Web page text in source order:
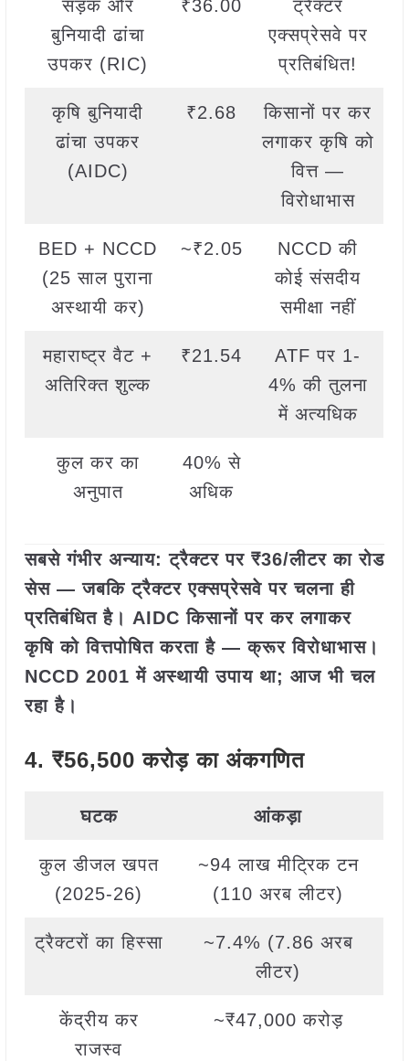
सड़क और
बुनियादी ढांचा
उपकर (RIC)
₹36.00
ट्रैक्टर
एक्सप्रेसवे पर
प्रतिबंधित!
कृषि बुनियादी
ढांचा उपकर
(AIDC)
₹2.68
किसानों पर कर
लगाकर कृषि को
वित्त —
विरोधाभास
BED + NCCD
(25 साल पुराना
अस्थायी कर)
~₹2.05
NCCD की
कोई संसदीय
समीक्षा नहीं
महाराष्ट्र वैट +
अतिरिक्त शुल्क
₹21.54
ATF पर 1-
4% की तुलना
में अत्यधिक
कुल कर का
अनुपात
40% से
अधिक
सबसे गंभीर अन्याय: ट्रैक्टर पर ₹36/लीटर का रोड
सेस — जबकि ट्रैक्टर एक्सप्रेसवे पर चलना ही
प्रतिबंधित है। AIDC किसानों पर कर लगाकर
कृषि को वित्तपोषित करता है — क्रूर विरोधाभास।
NCCD 2001 में अस्थायी उपाय था; आज भी चल
रहा है।
4. ₹56,500 करोड़ का अंकगणित
घटक आंकड़ा
कुल डीजल खपत
(2025-26)
~94 लाख मीट्रिक टन
(110 अरब लीटर)
ट्रैक्टरों का हिस्सा
~7.4% (7.86 अरब
लीटर)
केंद्रीय कर
राजस्व
~₹47,000 करोड़